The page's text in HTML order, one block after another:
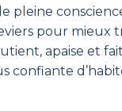
pleine
pour mieux
apaise et
confiante